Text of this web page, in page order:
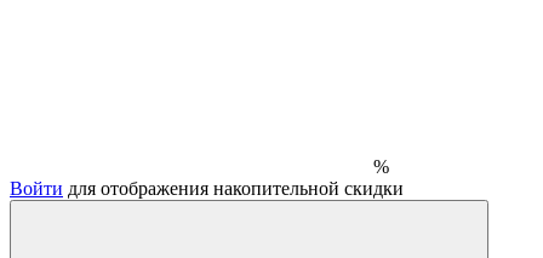
%
Войти для отображения накопительной скидки